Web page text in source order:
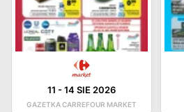
11 -14 SIE 2026
GAZETKA CARREFOUR MARKET